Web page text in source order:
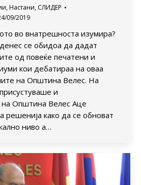
, Настани, СЛИДЕР
09/2019
во внатрешноста изумира?
се обидоа да дадат
од повеќе печатени и
кои дебатираа на оваа
на Општина Велес. На
и
на Општина Велес Аце
решенија како да се обноват
ниво а…